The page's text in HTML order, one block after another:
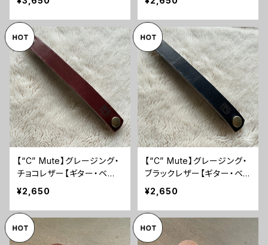
【“C” Mute】グレージング・
チョコレザー【ギター・ベー
ス兼用ミュート】
¥2,650
【“C” Mute】グレージング・
ブラックレザー【ギター・ベ
ース兼用ミュート】
¥2,650